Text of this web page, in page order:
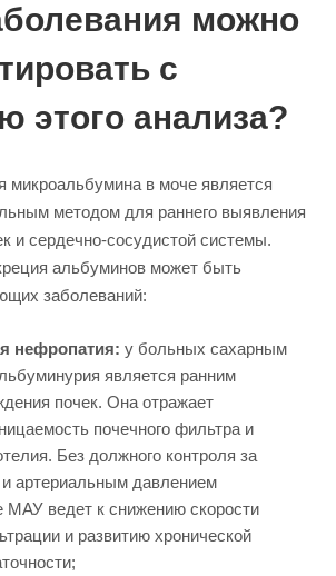
можно
с
этого анализа?
микроальбумина в моче является
методом для раннего выявления
и сердечно-сосудистой системы.
альбуминов может быть
заболеваний:
нефропатия: у больных сахарным
является ранним
почек. Она отражает
почечного фильтра и
Без должного контроля за
артериальным давлением
МАУ ведет к снижению скорости
и развитию хронической